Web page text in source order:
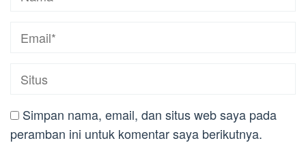
Simpan nama, email, dan situs web saya pada
peramban ini untuk komentar saya berikutnya.